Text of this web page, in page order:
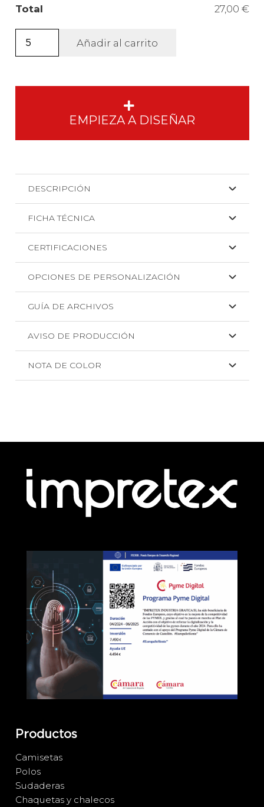
Total 27,00 €
Camiseta
L-
Añadir al carrito
EMPIEZA A DISEÑAR
DESCRIPCIÓN
FICHA TÉCNICA
CERTIFICACIONES
OPCIONES DE PERSONALIZACIÓN
GUÍA DE ARCHIVOS
AVISO DE PRODUCCIÓN
NOTA DE COLOR
Productos
Camisetas
Polos
Sudaderas
Chaquetas y chalecos